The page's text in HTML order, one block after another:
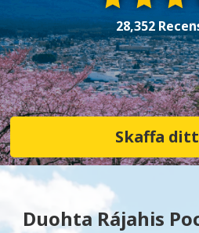
28,352
Skaffa ditt
Duohta Rájahis